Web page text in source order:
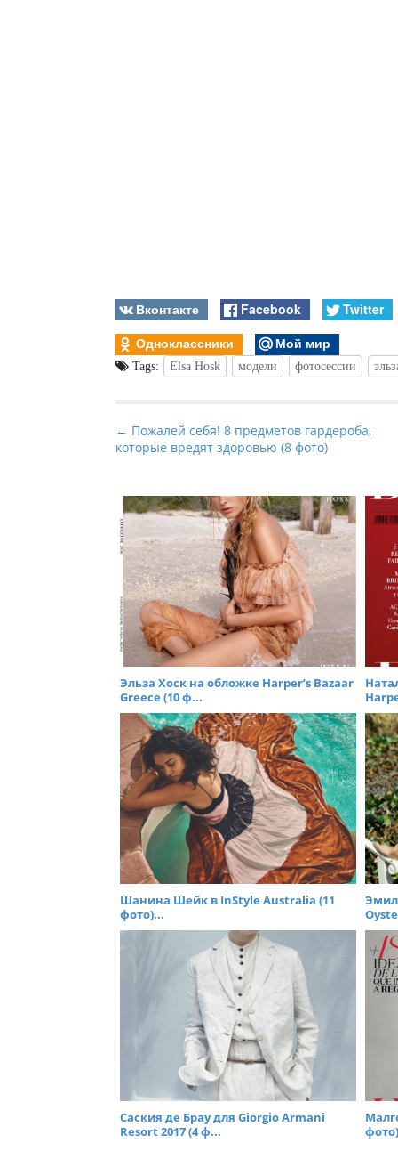
Вконтакте Facebook
Twitter
Одноклассники
Мой мир
Tags: Elsa Hosk модели фотосессии
P
o
n
a
g
a
o
n
← Пожалей себя! 8 предметов гардероба,
которые вредят здоровью (8 фото)
Эльза Хоск на обложке Harper’s Bazaar
Greece (10 ф...
Шанина Шейк в InStyle Australia (11
фото)...
Саския де Брау для Giorgio Armani
Resort 2017 (4 ф...